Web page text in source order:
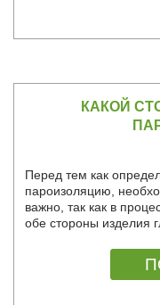
КАКОЙ
Перед тем как
пароизоляцию,
важно, так как в
обе стороны изделия